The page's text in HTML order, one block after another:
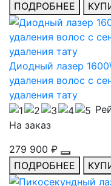
ПОДРОБНЕЕ
Диодный лазер
удаления волос с
удаления тату
На заказ
279 900 ₽
ПОДРОБНЕЕ